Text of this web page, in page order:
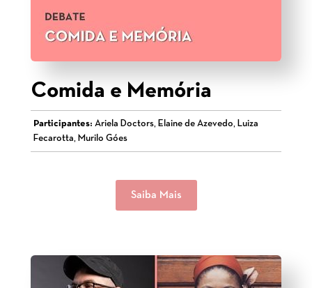
Comida e Memória
Participantes: Ariela Doctors, Elaine de Azevedo, Luiza
Fecarotta, Murilo Góes
Saiba Mais